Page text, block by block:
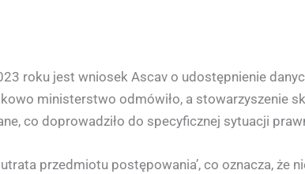
roku jest wniosek Ascav o udostępnienie
ministerstwo odmówiło, a stowarzyszenie
co doprowadziło do specyficznej sytuacji
utrata przedmiotu postępowania’, co oznacza,